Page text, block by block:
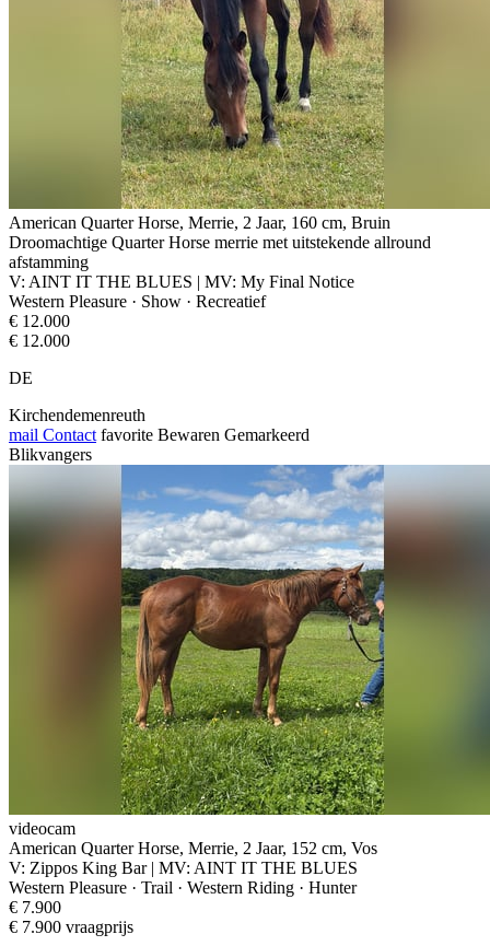
American Quarter Horse, Merrie, 2 Jaar, 160 cm, Bruin
Droomachtige Quarter Horse merrie met uitstekende allround
afstamming
V: AINT IT THE BLUES | MV: My Final Notice
Western Pleasure · Show · Recreatief
€ 12.000
€ 12.000
DE
Kirchendemenreuth
mail Contact favorite Bewaren Gemarkeerd
Blikvangers
videocam
American Quarter Horse, Merrie, 2 Jaar, 152 cm, Vos
V: Zippos King Bar | MV: AINT IT THE BLUES
Western Pleasure · Trail · Western Riding · Hunter
€ 7.900
€ 7.900 vraagprijs